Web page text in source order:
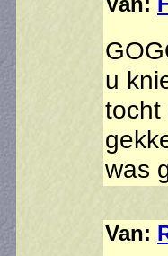
u
tocht
was
Van: